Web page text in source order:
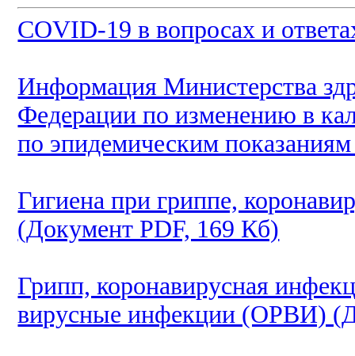
COVID-19 в вопросах и
Информация Министерства
Федерации по изменению в
по эпидемическим
Гигиена при гриппе,
(Документ PDF, 169 Кб)
Грипп, коронавирусная
вирусные инфекции (ОРВИ)